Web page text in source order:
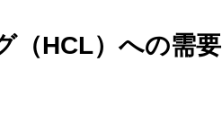
（HCL）への需要